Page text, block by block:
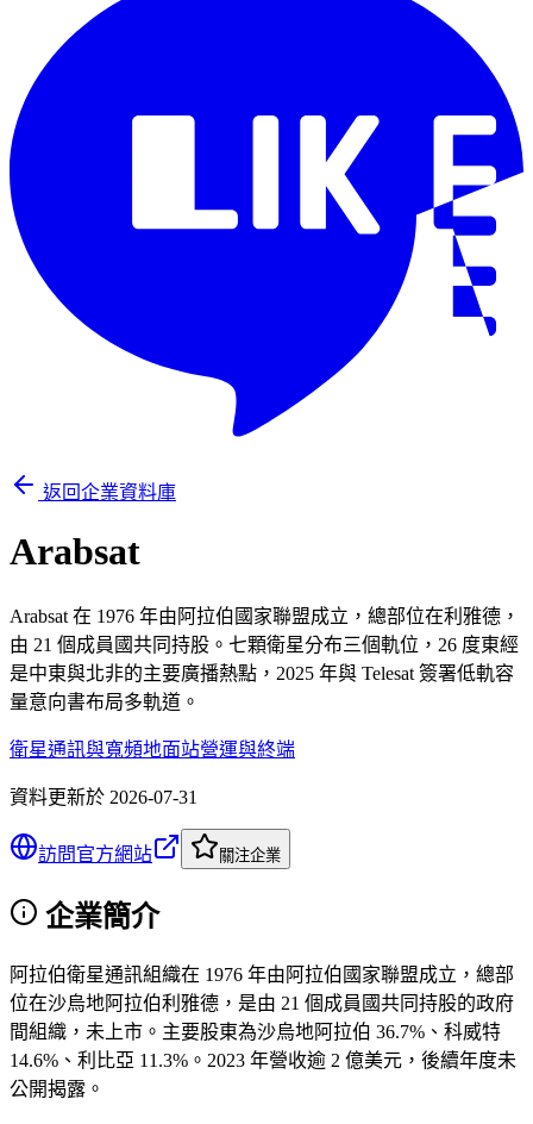
返回企業資料庫
Arabsat
Arabsat 在 1976 年由阿拉伯國家聯盟成立，總部位在利雅德，
由 21 個成員國共同持股。七顆衛星分布三個軌位，26 度東經
是中東與北非的主要廣播熱點，2025 年與 Telesat 簽署低軌容
量意向書布局多軌道。
衛星通訊與寬頻地面站營運與終端
資料更新於 2026-07-31
訪問官方網站 關注企業
企業簡介
阿拉伯衛星通訊組織在 1976 年由阿拉伯國家聯盟成立，總部
位在沙烏地阿拉伯利雅德，是由 21 個成員國共同持股的政府
間組織，未上市。主要股東為沙烏地阿拉伯 36.7%、科威特
14.6%、利比亞 11.3%。2023 年營收逾 2 億美元，後續年度未
公開揭露。